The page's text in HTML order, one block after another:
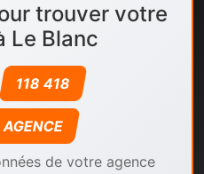
trouver votre
Le Blanc
118 418
AGENCE
de votre agence